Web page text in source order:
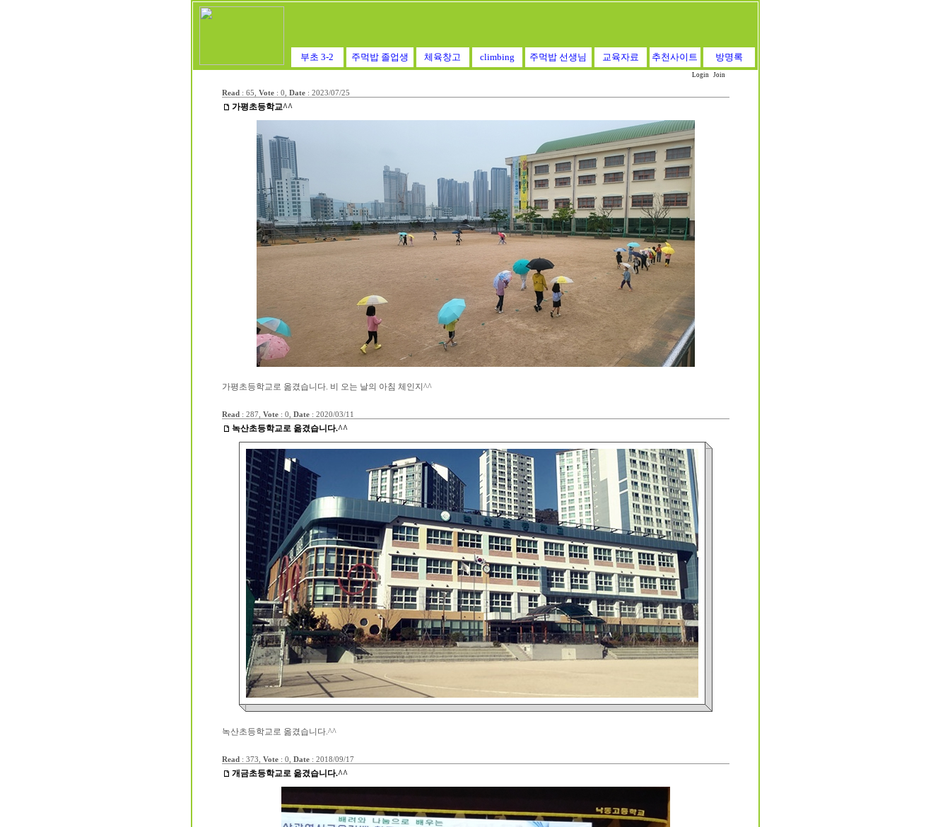
부초 3-2 주먹밥 졸업생 체육창고 climbing 주먹밥 선생님 교육자료 추천사이트 방명록
Login Join
Read : 65, Vote: 0, Date: 2023/07/25
가평초등학교^^
가평초등학교로 옮겼습니다. 비 오는 날의 아침 체인지^^
Read : 287, Vote: 0, Date: 2020/03/11
녹산초등학교로 옮겼습니다.^^
녹산초등학교로 옮겼습니다.^^
Read : 373, Vote: 0, Date: 2018/09/17
개금초등학교로 옮겼습니다.^^